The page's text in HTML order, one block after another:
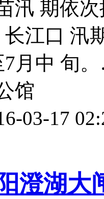
汛 期依
江口 汛
7月中 旬
馆
03-17
澄湖大